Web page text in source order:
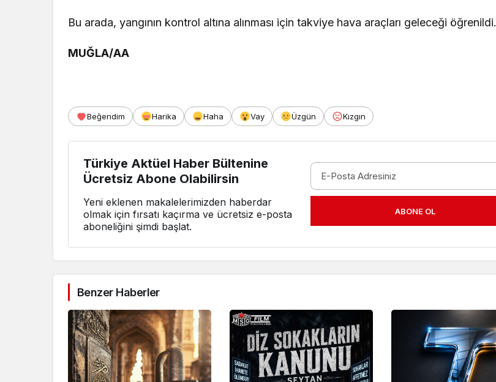
Bu arada, yangının kontrol altına alınması için takviye hava araçları geleceği öğrenildi.
MUĞLA/AA
Beğendim Harika Haha Vay Üzgün Kızgın
Türkiye Aktüel Haber Bültenine
Ücretsiz Abone Olabilirsin
Yeni eklenen makalelerimizden haberdar
olmak için fırsatı kaçırma ve ücretsiz e-posta
aboneliğini şimdi başlat.
ABONE OL
Benzer Haberler